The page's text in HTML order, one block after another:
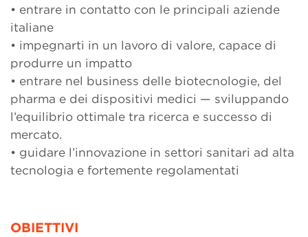
• entrare in contatto con le principali aziende
italiane
• impegnarti in un lavoro di valore, capace di
produrre un impatto
• entrare nel business delle biotecnologie, del
pharma e dei dispositivi medici — sviluppando
l’equilibrio ottimale tra ricerca e successo di
mercato.
• guidare l’innovazione in settori sanitari ad alta
tecnologia e fortemente regolamentati
OBIETTIVI